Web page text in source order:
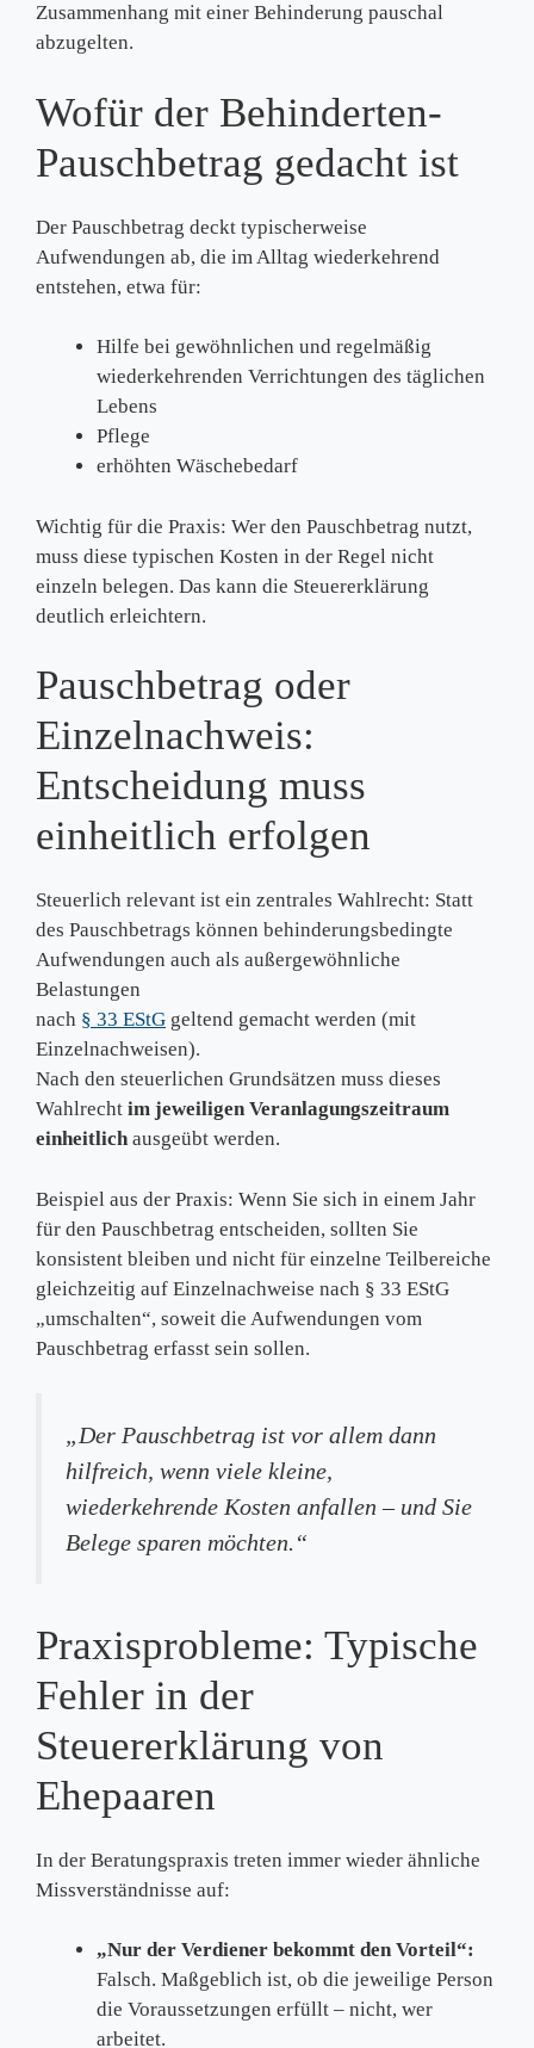
Zusammenhang mit einer Behinderung pauschal
abzugelten.
Wofür der Behinderten-
Pauschbetrag gedacht ist
Der Pauschbetrag deckt typischerweise
Aufwendungen ab, die im Alltag wiederkehrend
entstehen, etwa für:
Hilfe bei gewöhnlichen und regelmäßig
wiederkehrenden Verrichtungen des täglichen
Lebens
Pflege
erhöhten Wäschebedarf
Wichtig für die Praxis: Wer den Pauschbetrag nutzt,
muss diese typischen Kosten in der Regel nicht
einzeln belegen. Das kann die Steuererklärung
deutlich erleichtern.
Pauschbetrag oder
Einzelnachweis:
Entscheidung muss
einheitlich erfolgen
Steuerlich relevant ist ein zentrales Wahlrecht: Statt
des Pauschbetrags können behinderungsbedingte
Aufwendungen auch als außergewöhnliche
Belastungen
nach § 33 EStG geltend gemacht werden (mit
Einzelnachweisen).
Nach den steuerlichen Grundsätzen muss dieses
Wahlrecht im jeweiligen Veranlagungszeitraum
einheitlichausgeübt werden.
Beispiel aus der Praxis: Wenn Sie sich in einem Jahr
für den Pauschbetrag entscheiden, sollten Sie
konsistent bleiben und nicht für einzelne Teilbereiche
gleichzeitig auf Einzelnachweise nach § 33 EStG
„umschalten“, soweit die Aufwendungen vom
Pauschbetrag erfasst sein sollen.
„Der Pauschbetrag ist vor allem dann
hilfreich, wenn viele kleine,
wiederkehrende Kosten anfallen – und Sie
Belege sparen möchten.“
Praxisprobleme: Typische
Fehler in der
Steuererklärung von
Ehepaaren
In der Beratungspraxis treten immer wieder ähnliche
Missverständnisse auf:
„Nur der Verdiener bekommt den Vorteil“:
Falsch. Maßgeblich ist, ob die jeweilige Person
die Voraussetzungen erfüllt – nicht, wer
arbeitet.